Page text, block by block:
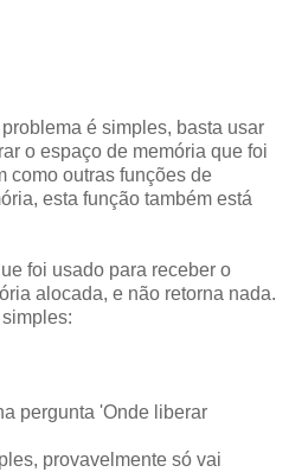
é simples, basta usar
o espaço de memória que foi
como outras funções de
esta função também está
foi usado para receber o
alocada, e não retorna nada.
pergunta 'Onde liberar
provavelmente só vai